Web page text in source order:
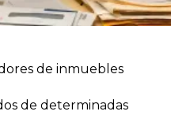
de inmuebles
de determinadas